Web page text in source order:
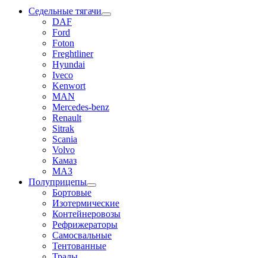
Седельные тягачи
DAF
Ford
Foton
Freghtliner
Hyundai
Iveco
Kenwort
MAN
Mercedes-benz
Renault
Sitrak
Scania
Volvo
Камаз
МАЗ
Полуприцепы
Бортовые
Изотермические
Контейнеровозы
Рефрижераторы
Самосвальные
Тентованные